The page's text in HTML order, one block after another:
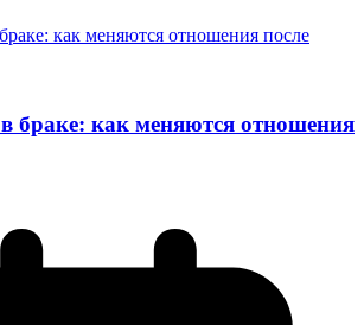
браке: как меняются отношения